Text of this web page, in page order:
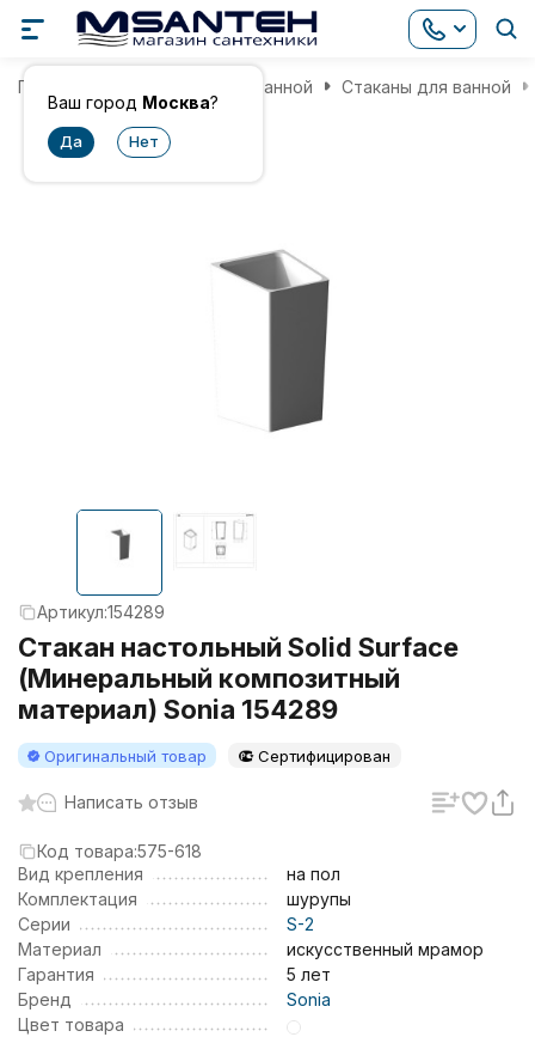
Ваш город Москва?
Главная Аксессуары для ванной Стаканы для ванной
Артикул:154289
Стакан настольный Solid Surface
(Минеральный композитный
материал) Sonia 154289
Оригинальный товар Сертифицирован
Написать отзыв
Код товара:575-618
Вид крепления
на пол
Комплектация
шурупы
Серии
S-2
Материал
искусственный мрамор
Гарантия
5 лет
Бренд
Sonia
Цвет товара